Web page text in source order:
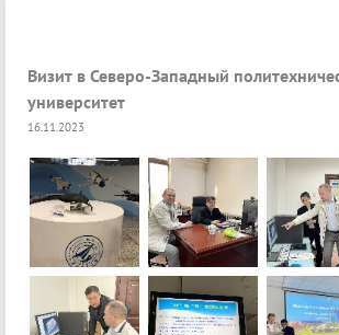
Визит в Северо-Западный
университет
16.11.2023